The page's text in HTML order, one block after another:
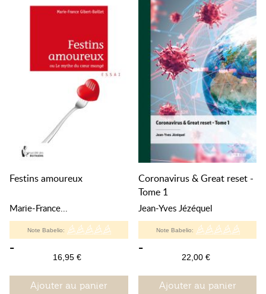
Festins amoureux
Marie-France...
Note Babelio:
-
16,95 €
Ajouter au panier
Coronavirus & Great reset -
Tome 1
Jean-Yves Jézéquel
Note Babelio:
-
22,00 €
Ajouter au panier